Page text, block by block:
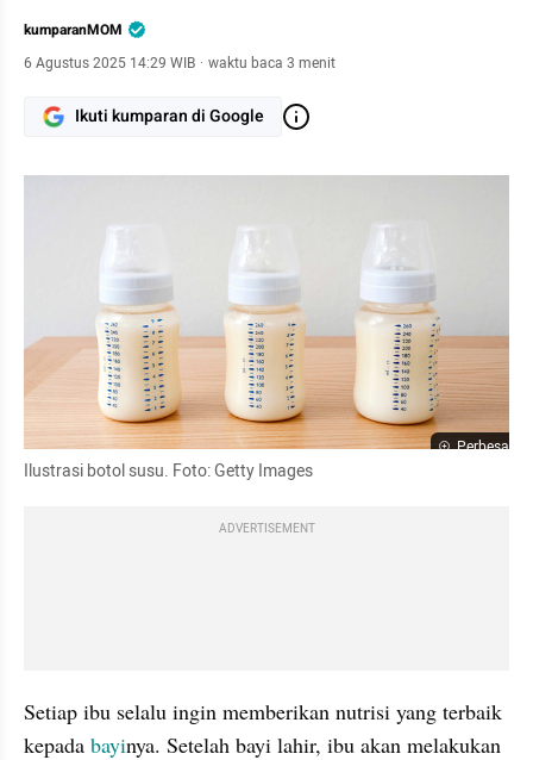
kumparanMOM
6 Agustus 2025 14:29 WIB · waktu baca 3 menit
Ikuti kumparan di Google
Perbesar
Ilustrasi botol susu. Foto: Getty Images
ADVERTISEMENT
Setiap ibu selalu ingin memberikan nutrisi yang terbaik
kepada bayinya. Setelah bayi lahir, ibu akan melakukan